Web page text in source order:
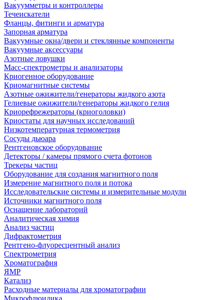
Вакуумметры и контроллеры
Течеискатели
Фланцы, фитинги и арматура
Запорная арматура
Вакуумные окна/двери и стеклянные компоненты
Вакуумные аксессуары
Азотные ловушки
Масс-спектрометры и анализаторы
Криогенное оборудование
Криомагнитные системы
Азотные ожижители/генераторы жидкого азота
Гелиевые ожижители/генераторы жидкого гелия
Криорефрежераторы (криоголовки)
Криостаты для научных исследований
Низкотемпературная термометрия
Сосуды дьюара
Рентгеновское оборудование
Детекторы / камеры прямого счета фотонов
Трекеры частиц
Оборудование для создания магнитного поля
Измерение магнитного поля и потока
Исследовательские системы и измерительные модули
Источники магнитного поля
Оснащение лабораторий
Аналитическая химия
Анализ частиц
Дифрактометрия
Рентгено-флуоресцентный анализ
Спектрометрия
Хроматография
ЯМР
Катализ
Расходные материалы для хроматографии
Микрофлюидика